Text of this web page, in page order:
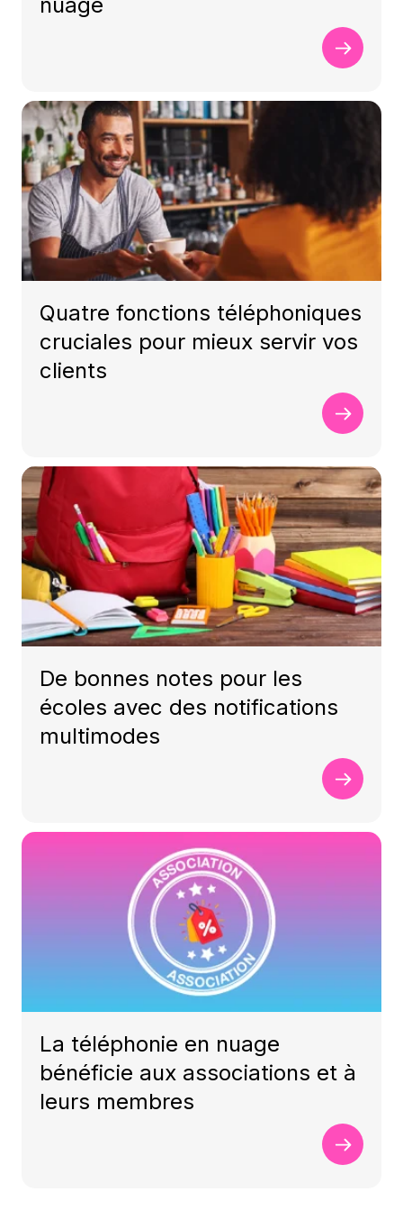
Quatre fonctions téléphoniques
cruciales pour mieux servir vos
clients
De bonnes notes pour les
écoles avec des notifications
multimodes
La téléphonie en nuage
bénéficie aux associations et à
leurs membres